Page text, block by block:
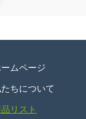
ムページ
ちについて
リスト